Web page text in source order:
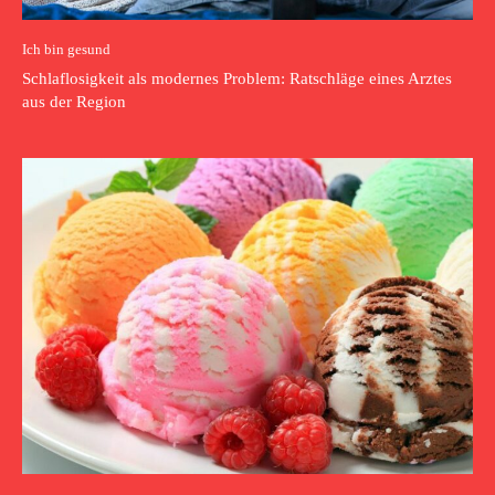
Ich bin gesund
Schlaflosigkeit als modernes Problem: Ratschläge eines Arztes
aus der Region